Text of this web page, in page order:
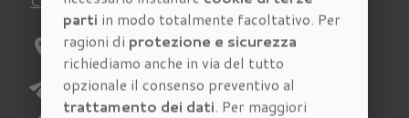
location_on Indirizzo:Via Pagnini 27/A Firenze
send E-mail:richieste@immobiliarecantisani.com
parti in modo totalmente facoltativo. Per
ragioni di protezione e sicurezza
richiediamo anche in via del tutto
opzionale il consenso preventivo al
trattamento dei dati. Per maggiori